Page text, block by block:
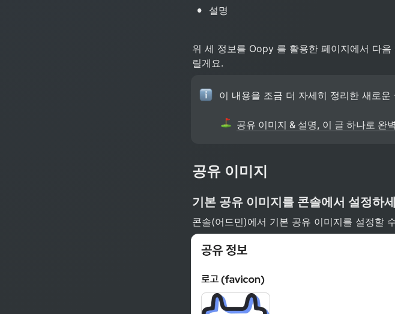
• 설명
위 세 정보를 Oopy 를 활용한 페이지에서 다
릴게요.
이 내용을 조금 더 자세히 정리한 새로운
공유 이미지 & 설명, 이 글 하나로 완
공유 이미지
기본 공유 이미지를 콘솔에서 설정하
콘솔(어드민)에서 기본 공유 이미지를 설정할